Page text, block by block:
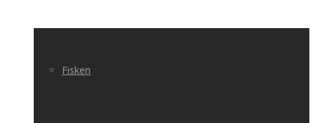
Fisken